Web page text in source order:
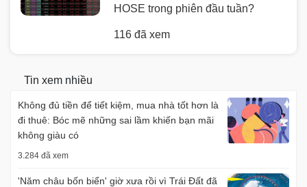
HOSE trong phiên đầu tuần?
116 đã xem
Tin xem nhiều
Không đủ tiền để tiết kiệm, mua nhà tốt hơn là
đi thuê: Bóc mẽ những sai lầm khiến bạn mãi
không giàu có
3.284 đã xem
'Năm châu bốn biển' giờ xưa rồi vì Trái Đất đã